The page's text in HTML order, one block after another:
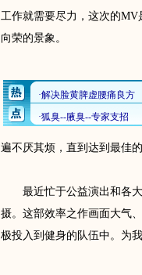
工作就需要尽力，这次的
向荣的景象。
遍不厌其烦，直到达到最佳的
最近忙于公益演出和各大
摄。这部效率之作画面大气
极投入到健身的队伍中。为